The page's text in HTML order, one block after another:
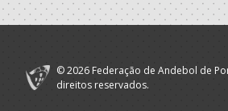
A.A. Braga
Andebol Sad
SUB-
A.A. Braga
Andebol Clube
© 2026 Federação de Andebol de
direitos reservados.